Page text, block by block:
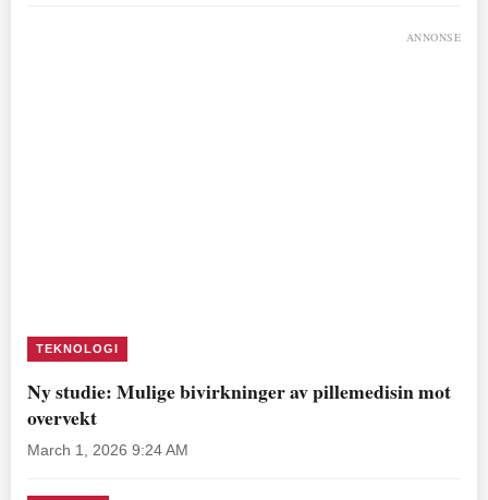
ANNONSE
TEKNOLOGI
Ny studie: Mulige bivirkninger av pillemedisin mot
overvekt
March 1, 2026 9:24 AM